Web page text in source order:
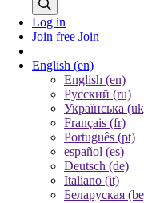
Log in
Join free Join
English (en)
English (en)
Русский (ru)
Українська
Français (fr)
Português (pt)
español (es)
Deutsch (de)
Italiano (it)
Беларуская